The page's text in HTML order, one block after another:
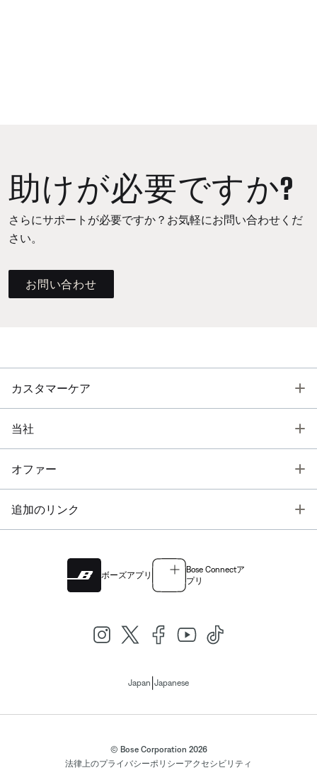
助けが必要ですか?
さらにサポートが必要ですか？お気軽にお問い合わせくだ
さい。
お問い合わせ
カスタマーケア
当社
オファー
追加のリンク
ボーズアプリ
Bose Connectア
プリ
Japan Japanese
© Bose Corporation 2026
法律上のプライバシーポリシーアクセシビリティ